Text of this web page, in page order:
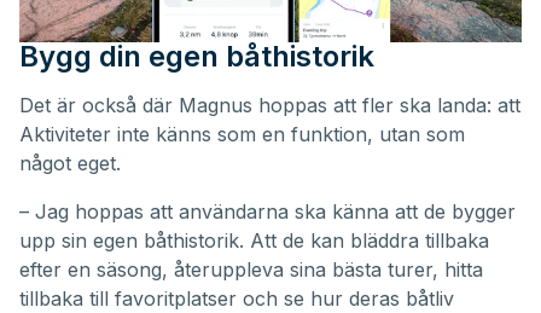
Bygg din egen båthistorik
Det är också där Magnus hoppas att fler ska landa: att
Aktiviteter inte känns som en funktion, utan som
något eget.
– Jag hoppas att användarna ska känna att de bygger
upp sin egen båthistorik. Att de kan bläddra tillbaka
efter en säsong, återuppleva sina bästa turer, hitta
tillbaka till favoritplatser och se hur deras båtliv